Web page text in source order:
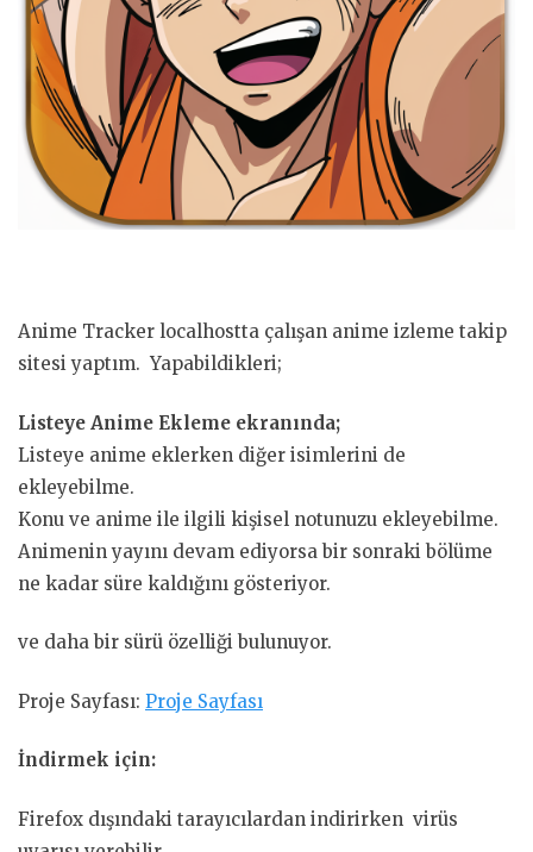
Anime Tracker localhostta çalışan anime izleme takip
sitesi yaptım. Yapabildikleri;
Listeye Anime Ekleme ekranında;
Listeye anime eklerken diğer isimlerini de
ekleyebilme.
Konu ve anime ile ilgili kişisel notunuzu ekleyebilme.
Animenin yayını devam ediyorsa bir sonraki bölüme
ne kadar süre kaldığını gösteriyor.
ve daha bir sürü özelliği bulunuyor.
Proje Sayfası: Proje Sayfası
İndirmek için:
Firefox dışındaki tarayıcılardan indirirken virüs